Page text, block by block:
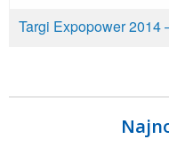
Targi Expopower 2014